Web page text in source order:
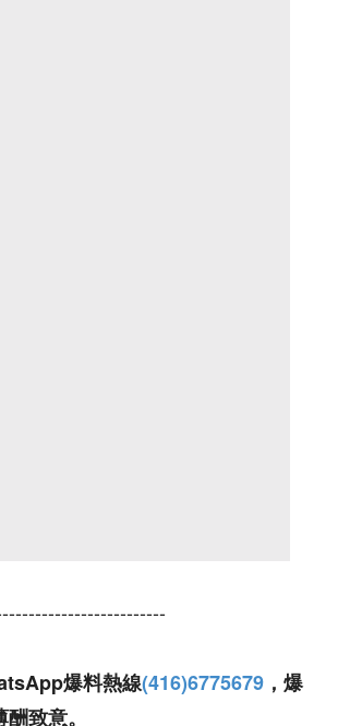
爆料熱線(416)6775679 ，爆
致意。